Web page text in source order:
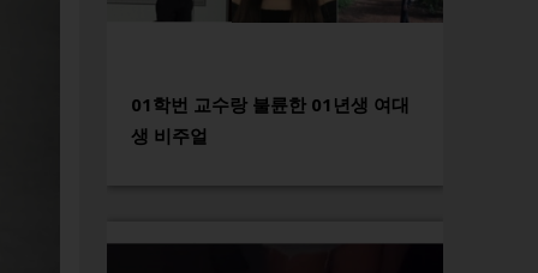
01학번 교수랑 불륜한 01년생 여대
생 비주얼